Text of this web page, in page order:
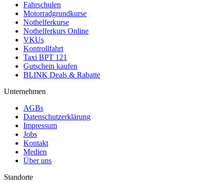
Fahrschulen
Motorradgrundkurse
Nothelferkurse
Nothelferkurs Online
VKUs
Kontrollfahrt
Taxi BPT 121
Gutschein kaufen
BLINK Deals & Rabatte
Unternehmen
AGBs
Datenschutzerklärung
Impressum
Jobs
Kontakt
Medien
Über uns
Standorte